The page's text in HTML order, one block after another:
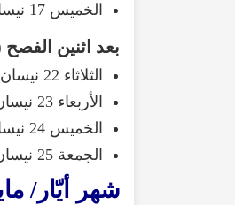
الخميس 17 نيسان/ أبريل
بعد اثنين الفصح (4
الثلاثاء 22 نيسان/ أبريل
الأربعاء 23 نيسان/ أبريل
الخميس 24 نيسان/ أبريل
الجمعة 25 نيسان/ أبريل
شهر أيّار/